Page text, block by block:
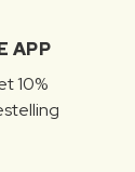
APP
10%